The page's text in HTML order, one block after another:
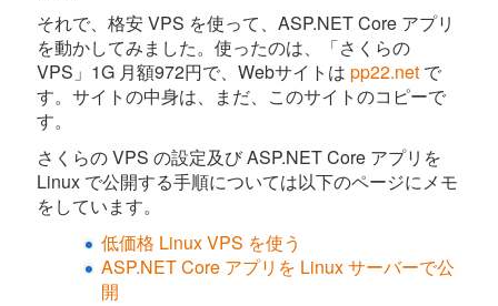
それで、格安 VPS を使って、ASP.NET Core アプリ
を動かしてみました。使ったのは、「さくらの
VPS」1G 月額972円で、Webサイトは pp22.net で
す。サイトの中身は、まだ、このサイトのコピーで
す。
さくらの VPS の設定及び ASP.NET Core アプリを
Linux で公開する手順については以下のページにメモ
をしています。
低価格 Linux VPS を使う
ASP.NET Core アプリを Linux サーバーで公
開